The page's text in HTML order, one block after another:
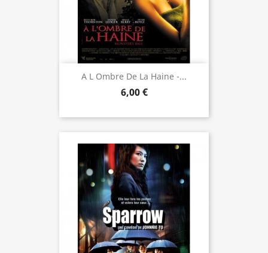
A L Ombre De La Haine -...
6,00 €